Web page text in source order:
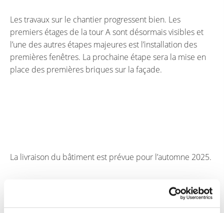
Les travaux sur le chantier progressent bien. Les
premiers étages de la tour A sont désormais visibles et
l’une des autres étapes majeures est l’installation des
premières fenêtres. La prochaine étape sera la mise en
place des premières briques sur la façade.
La livraison du bâtiment est prévue pour l’automne 2025.